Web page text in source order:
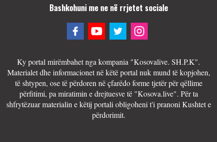
Bashkohuni me ne në rrjetet sociale
Ky portal mirëmbahet nga kompania "Kosovalive. SH.P.K".
Materialet dhe informacionet në këtë portal nuk mund të kopjohen,
të shtypen, ose të përdoren në çfarëdo forme tjetër për qëllime
përfitimi, pa miratimin e drejtuesve të "Kosova.live". Për ta
shfrytëzuar materialin e këtij portali obligoheni t'i pranoni Kushtet e
përdorimit.